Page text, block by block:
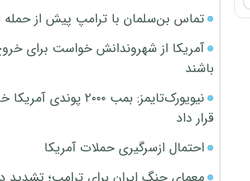
تماس بن‌سلمان با ترامپ پیش از حمله
آمریکا از شهروندانش خواست برای
باشند
نیویورک‌تایمز: بمب
قرار داد
احتمال ازسرگیری حملات آمریکا